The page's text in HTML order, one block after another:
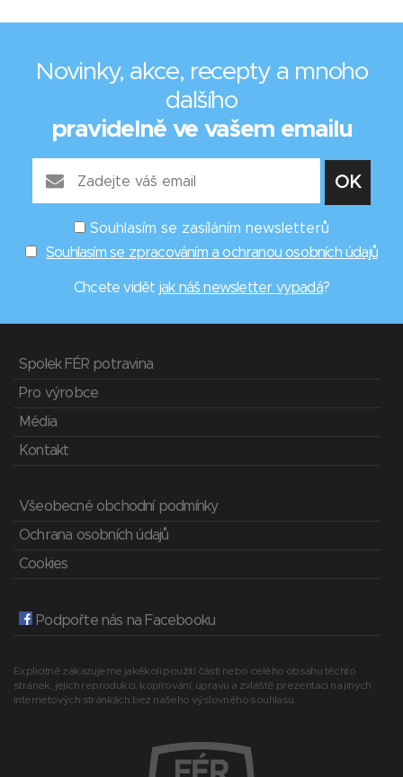
Novinky, akce, recepty a mnoho
dalšího
pravidelně ve vašem emailu
Souhlasím se zasíláním newsletterů
Souhlasím se zpracováním a ochranou osobních údajů
Chcete vidět jak náš newsletter vypadá?
Spolek FÉR potravina
Pro výrobce
Média
Kontakt
Všeobecné obchodní podmínky
Ochrana osobních údajů
Cookies
Podpořte nás na Facebooku
Explicitně zakazujeme jakékoli použití části nebo celého obsahu těchto
stránek, jejich reprodukci, kopírování, úpravu a zvláště prezentaci na jiných
internetových stránkách bez našeho výslovného souhlasu.